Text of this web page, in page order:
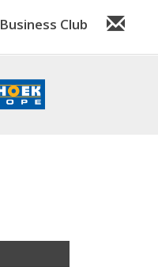
Business Club